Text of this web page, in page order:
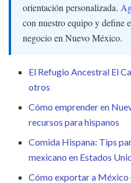
orientación personalizada.
con nuestro equipo y define
negocio en Nuevo México.
El Refugio Ancestral El
otros
Cómo emprender en
recursos para hispanos
Comida Hispana: Tips
mexicano en Estados
Cómo exportar a México